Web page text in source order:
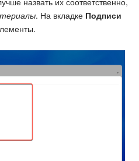
(архив). На вкладке Подписи